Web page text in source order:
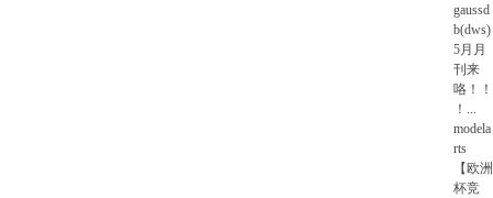
gaussd
b(dws)
5月月
刊来
咯！！
！ ...
modela
rts
【欧洲
杯竞